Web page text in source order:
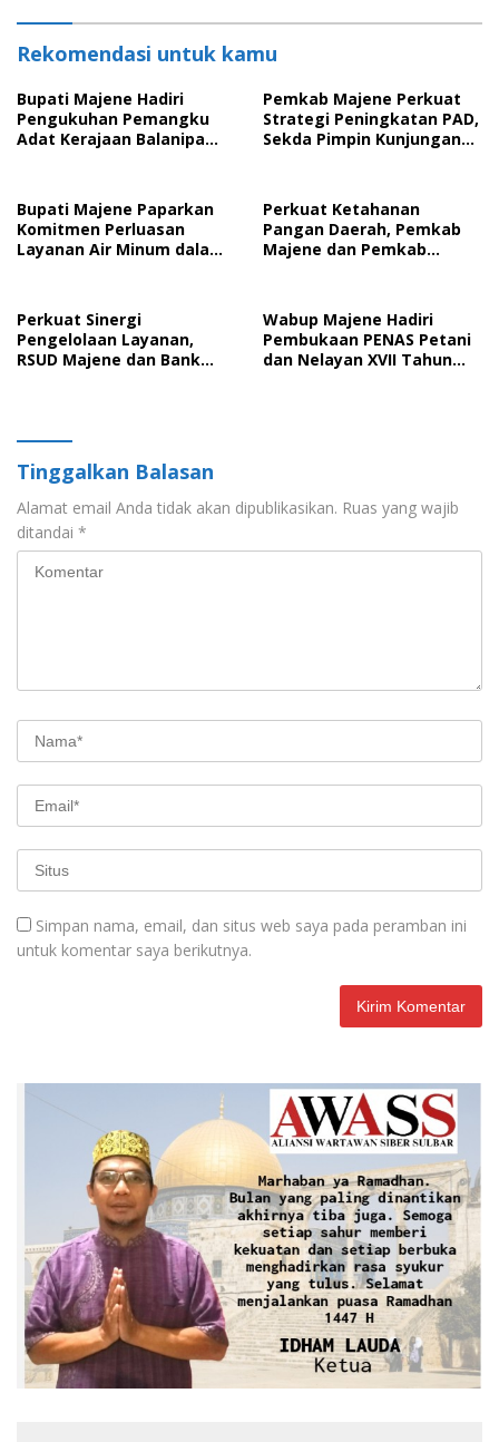
Rekomendasi untuk kamu
Bupati Majene Hadiri
Pengukuhan Pemangku
Adat Kerajaan Balanipa
Pemkab Majene Perkuat
Strategi Peningkatan PAD,
Sekda Pimpin Kunjungan
Bupati Majene Paparkan
Komitmen Perluasan
Layanan Air Minum dalam
Perkuat Ketahanan
Pangan Daerah, Pemkab
Majene dan Pemkab
Kesepakatan Bersama
Perkuat Sinergi
Pengelolaan Layanan,
RSUD Majene dan Bank
Wabup Majene Hadiri
Pembukaan PENAS Petani
dan Nelayan XVII Tahun
Tinggalkan Balasan
Alamat email Anda tidak akan dipublikasikan. Ruas yang wajib
ditandai *
Simpan nama, email, dan situs web saya pada peramban ini
untuk komentar saya berikutnya.